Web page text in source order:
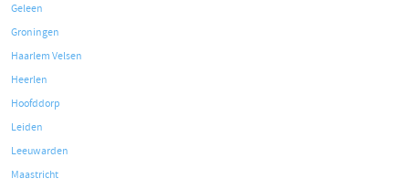
Geleen
Groningen
Haarlem Velsen
Heerlen
Hoofddorp
Leiden
Leeuwarden
Maastricht